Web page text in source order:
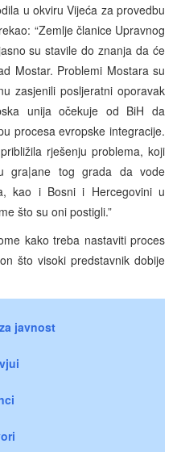
u okviru Vijeća za provedbu
“Zemlje članice Upravnog
su stavile do znanja da će
Mostar. Problemi Mostara su
zasjenili posljeratni oporavak
unija očekuje od BiH da
procesa evropske integracije.
rješenju problema, koji
gra|ane tog grada da vode
kao i Bosni i Hercegovini u
što su oni postigli.”
kako treba nastaviti proces
što visoki predstavnik dobije
javnost